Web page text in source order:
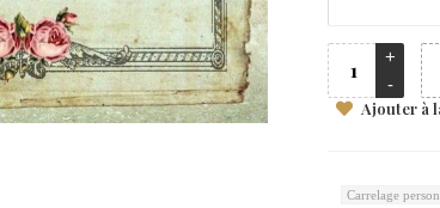
Ajouter à
Carrelage